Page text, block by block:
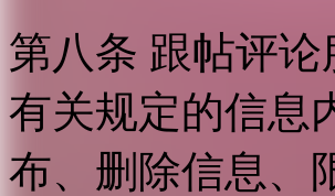
第八条 跟帖评
有关规定的信息
布、删除信息、